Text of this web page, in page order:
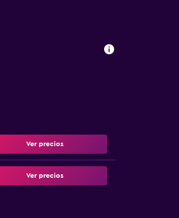
Ver precios
Ver precios